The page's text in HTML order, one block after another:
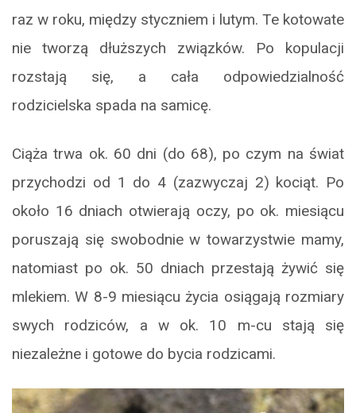
raz w roku, między styczniem i lutym. Te kotowate
nie tworzą dłuższych związków. Po kopulacji
rozstają się, a cała odpowiedzialność
rodzicielska spada na samicę.
Ciąża trwa ok. 60 dni (do 68), po czym na świat
przychodzi od 1 do 4 (zazwyczaj 2) kociąt. Po
około 16 dniach otwierają oczy, po ok. miesiącu
poruszają się swobodnie w towarzystwie mamy,
natomiast po ok. 50 dniach przestają żywić się
mlekiem. W 8-9 miesiącu życia osiągają rozmiary
swych rodziców, a w ok. 10 m-cu stają się
niezależne i gotowe do bycia rodzicami.